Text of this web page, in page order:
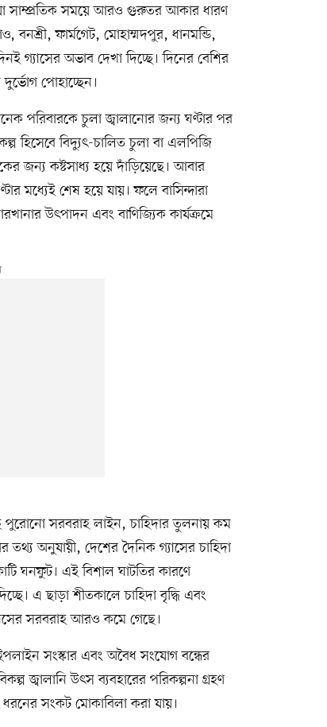
সাম্প্রতিক সময়ে আরও গুরুতর আকার ধারণ
বনশ্রী, ফার্মগেট, মোহাম্মদপুর, ধানমন্ডি,
গ্যাসের অভাব দেখা দিচ্ছে। দিনের বেশির
পোহাচ্ছেন।
পরিবারকে চুলা জ্বালানোর জন্য ঘণ্টার পর
হিসেবে বিদ্যুৎ-চালিত চুলা বা এলপিজি
জন্য কষ্টসাধ্য হয়ে দাঁড়িয়েছে। আবার
মধ্যেই শেষ হয়ে যায়। ফলে বাসিন্দারা
উৎপাদন এবং বাণিজ্যিক কার্যক্রমে
পুরোনো সরবরাহ লাইন, চাহিদার তুলনায় কম
তথ্য অনুযায়ী, দেশের দৈনিক গ্যাসের চাহিদা
ঘনফুট। এই বিশাল ঘাটতির কারণে
এ ছাড়া শীতকালে চাহিদা বৃদ্ধি এবং
সরবরাহ আরও কমে গেছে।
সংস্কার এবং অবৈধ সংযোগ বন্ধের
জ্বালানি উৎস ব্যবহারের পরিকল্পনা গ্রহণ
সংকট মোকাবিলা করা যায়।